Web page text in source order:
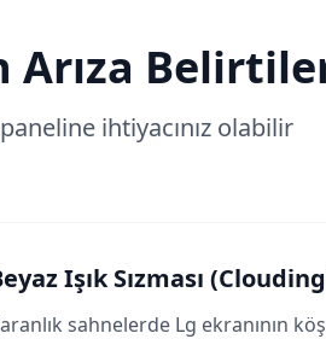
Arıza
ihtiyacınız olabilir
Işık Sızması
sahnelerde Lg ekranının